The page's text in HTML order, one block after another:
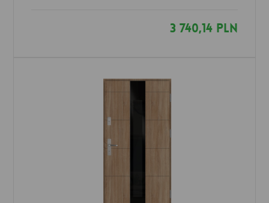
3 740,14 PLN